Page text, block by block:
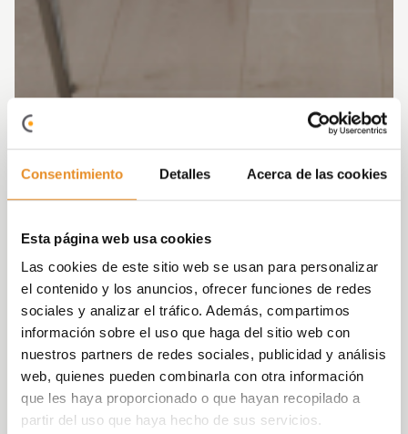
Consentimiento Detalles Acerca de las cookies
Esta página web usa cookies
Las cookies de este sitio web se usan para personalizar
el contenido y los anuncios, ofrecer funciones de redes
sociales y analizar el tráfico. Además, compartimos
información sobre el uso que haga del sitio web con
nuestros partners de redes sociales, publicidad y análisis
web, quienes pueden combinarla con otra información
que les haya proporcionado o que hayan recopilado a
partir del uso que haya hecho de sus servicios.